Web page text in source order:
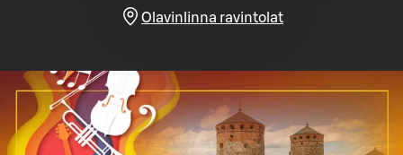
Olavinlinna ravintolat